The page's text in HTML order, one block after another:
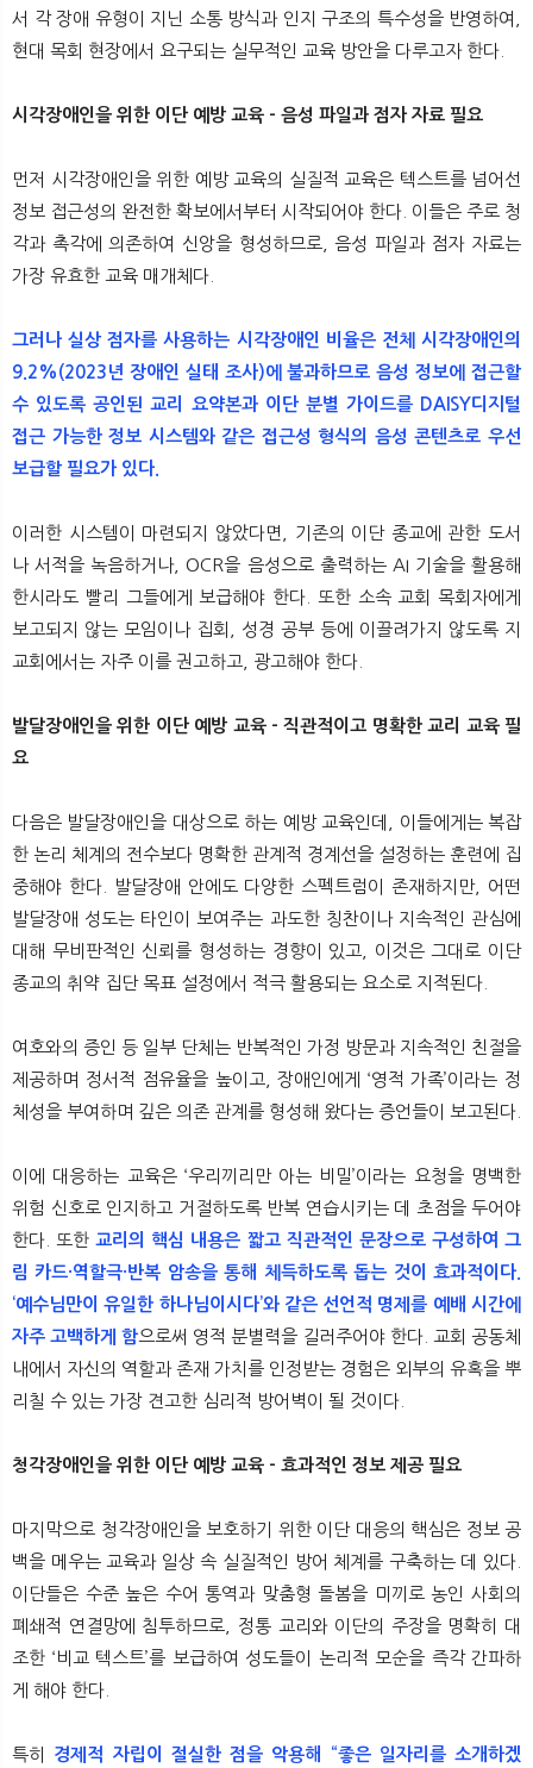
서 각 장애 유형이 지닌 소통 방식과 인지 구조의 특수성을 반영하여,
현대 목회 현장에서 요구되는 실무적인 교육 방안을 다루고자 한다.
시각장애인을 위한 이단 예방 교육 - 음성 파일과 점자 자료 필요
먼저 시각장애인을 위한 예방 교육의 실질적 교육은 텍스트를 넘어선
정보 접근성의 완전한 확보에서부터 시작되어야 한다. 이들은 주로 청
각과 촉각에 의존하여 신앙을 형성하므로, 음성 파일과 점자 자료는
가장 유효한 교육 매개체다.
그러나 실상 점자를 사용하는 시각장애인 비율은 전체 시각장애인의
9.2%(2023년 장애인 실태 조사)에 불과하므로 음성 정보에 접근할
수 있도록 공인된 교리 요약본과 이단 분별 가이드를 DAISY디지털
접근 가능한 정보 시스템와 같은 접근성 형식의 음성 콘텐츠로 우선
보급할 필요가 있다.
이러한 시스템이 마련되지 않았다면, 기존의 이단 종교에 관한 도서
나 서적을 녹음하거나, OCR을 음성으로 출력하는 AI 기술을 활용해
한시라도 빨리 그들에게 보급해야 한다. 또한 소속 교회 목회자에게
보고되지 않는 모임이나 집회, 성경 공부 등에 이끌려가지 않도록 지
교회에서는 자주 이를 권고하고, 광고해야 한다.
발달장애인을 위한 이단 예방 교육 - 직관적이고 명확한 교리 교육 필
요
다음은 발달장애인을 대상으로 하는 예방 교육인데, 이들에게는 복잡
한 논리 체계의 전수보다 명확한 관계적 경계선을 설정하는 훈련에 집
중해야 한다. 발달장애 안에도 다양한 스펙트럼이 존재하지만, 어떤
발달장애 성도는 타인이 보여주는 과도한 칭찬이나 지속적인 관심에
대해 무비판적인 신뢰를 형성하는 경향이 있고, 이것은 그대로 이단
종교의 취약 집단 목표 설정에서 적극 활용되는 요소로 지적된다.
여호와의 증인 등 일부 단체는 반복적인 가정 방문과 지속적인 친절을
제공하며 정서적 점유율을 높이고, 장애인에게 ‘영적 가족’이라는 정
체성을 부여하며 깊은 의존 관계를 형성해 왔다는 증언들이 보고된다.
이에 대응하는 교육은 ‘우리끼리만 아는 비밀’이라는 요청을 명백한
위험 신호로 인지하고 거절하도록 반복 연습시키는 데 초점을 두어야
한다. 또한 교리의 핵심 내용은 짧고 직관적인 문장으로 구성하여 그
림 카드·역할극·반복 암송을 통해 체득하도록 돕는 것이 효과적이다.
‘예수님만이 유일한 하나님이시다’와 같은 선언적 명제를 예배 시간에
자주 고백하게 함으로써 영적 분별력을 길러주어야 한다. 교회 공동체
내에서 자신의 역할과 존재 가치를 인정받는 경험은 외부의 유혹을 뿌
리칠 수 있는 가장 견고한 심리적 방어벽이 될 것이다.
청각장애인을 위한 이단 예방 교육 - 효과적인 정보 제공 필요
마지막으로 청각장애인을 보호하기 위한 이단 대응의 핵심은 정보 공
백을 메우는 교육과 일상 속 실질적인 방어 체계를 구축하는 데 있다.
이단들은 수준 높은 수어 통역과 맞춤형 돌봄을 미끼로 농인 사회의
폐쇄적 연결망에 침투하므로, 정통 교리와 이단의 주장을 명확히 대
조한 ‘비교 텍스트’를 보급하여 성도들이 논리적 모순을 즉각 간파하
게 해야 한다.
특히 경제적 자립이 절실한 점을 악용해 “좋은 일자리를 소개하겠